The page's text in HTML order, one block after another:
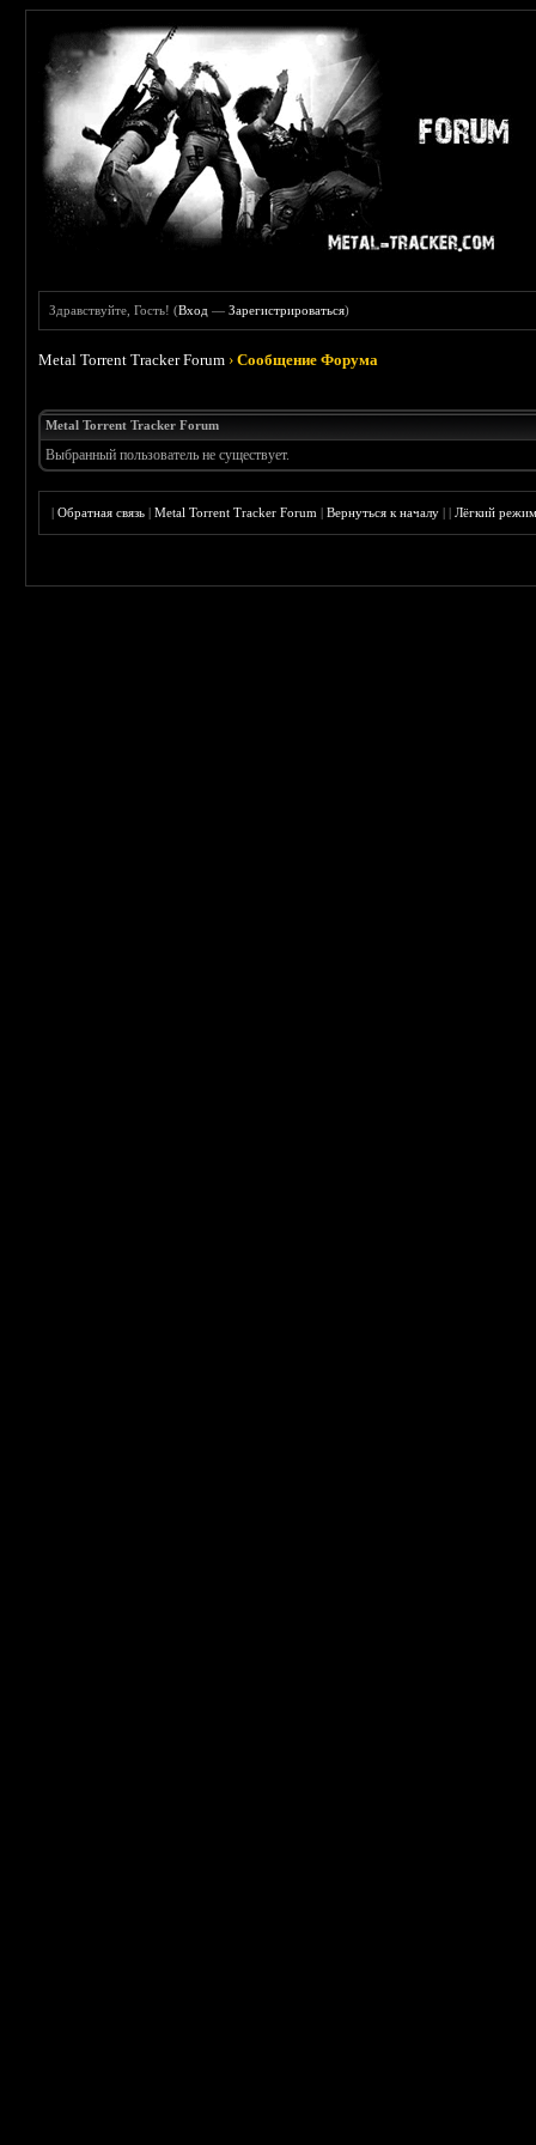
Здравствуйте, Гость! (Вход —Зарегистрироваться)
Metal Torrent Tracker Forum ›Сообщение Форума
Metal Torrent Tracker Forum
Выбранный пользователь не существует.
|Обратная связь |Metal Torrent Tracker Forum |Вернуться к началу ||Лёгкий